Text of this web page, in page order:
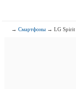
→Смартфоны → LG Spirit